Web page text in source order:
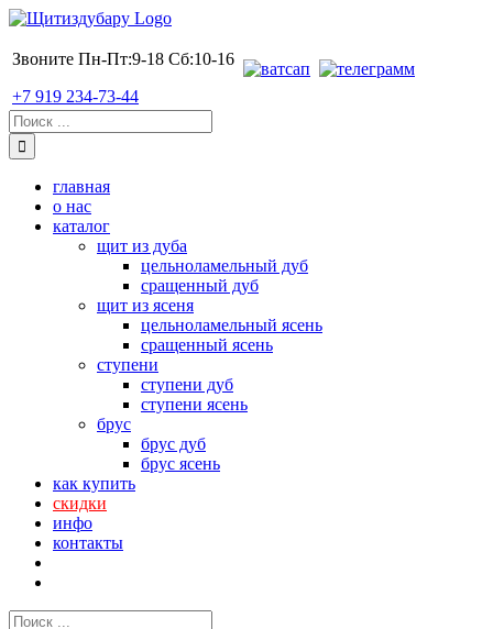
Skip
content
Звоните Пн-Пт:9-18 Сб:10-16
+7 919 234-73-44
Поиск:
главная
о нас
каталог
щит из дуба
цельноламельный дуб
сращенный дуб
щит из ясеня
цельноламельный ясень
сращенный ясень
ступени
ступени дуб
ступени ясень
брус
брус дуб
брус ясень
как купить
скидки
инфо
контакты
Поиск: